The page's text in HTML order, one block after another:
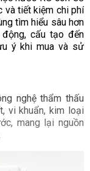
và tiết kiệm chi phí
tìm hiểu sâu hơn
cấu tạo đến
ý khi mua và sử
nghệ thẩm thấu
vi khuẩn, kim loại
mang lại nguồn